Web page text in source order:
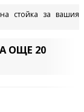
стойка за вашия
ОЩЕ 20